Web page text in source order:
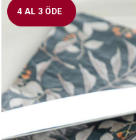
4 AL 3 ÖDE